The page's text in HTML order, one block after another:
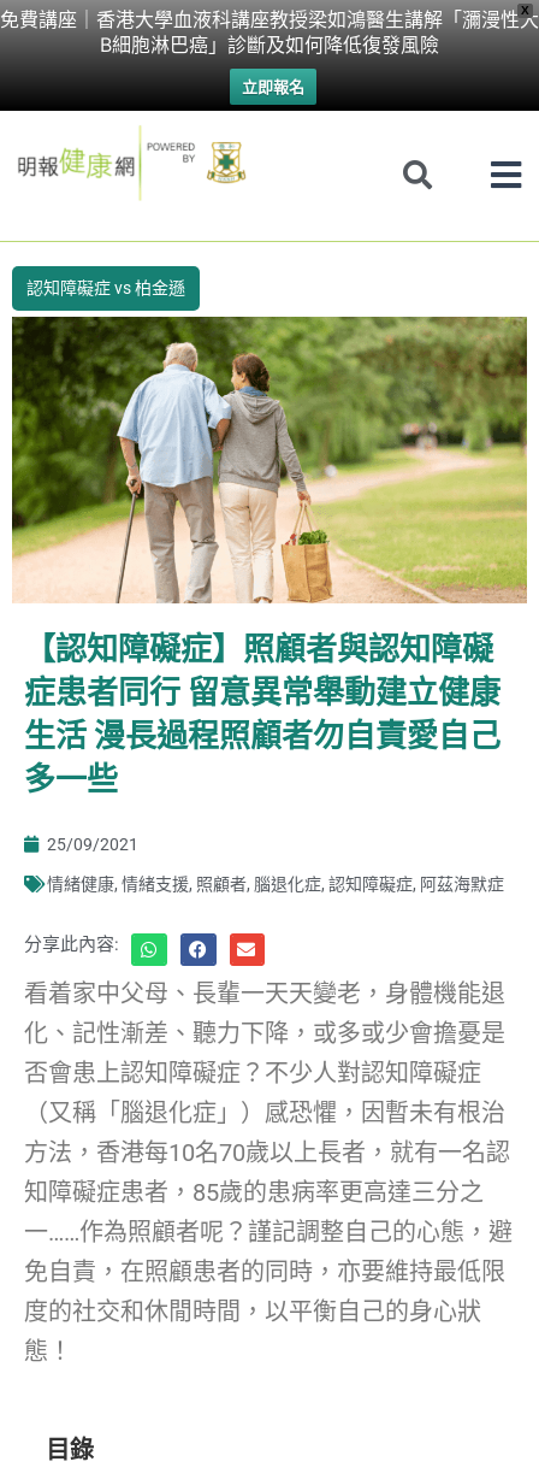
X
免費講座｜香港大學血液科講座教授梁如鴻醫生講解「瀰漫性大
B細胞淋巴癌」診斷及如何降低復發風險
立即報名
Skip
認知障礙症 vs 柏金遜
【認知障礙症】照顧者與認知障礙
症患者同行 留意異常舉動建立健康
生活 漫長過程照顧者勿自責愛自己
多一些
25/09/2021
情緒健康, 情緒支援, 照顧者, 腦退化症, 認知障礙症, 阿茲海默症
分享此內容:
看着家中父母、長輩一天天變老，身體機能退
化、記性漸差、聽力下降，或多或少會擔憂是
否會患上認知障礙症？不少人對認知障礙症
（又稱「腦退化症」）感恐懼，因暫未有根治
方法，香港每10名70歲以上長者，就有一名認
知障礙症患者，85歲的患病率更高達三分之
一……作為照顧者呢？謹記調整自己的心態，避
免自責，在照顧患者的同時，亦要維持最低限
度的社交和休閒時間，以平衡自己的身心狀
態！
目錄